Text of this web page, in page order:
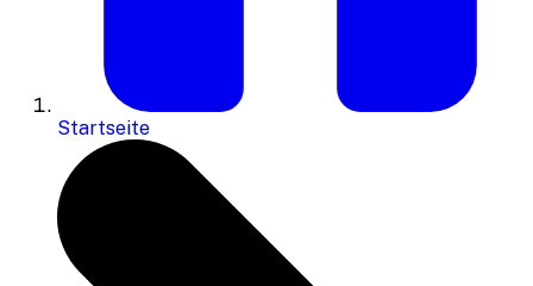
Startseite